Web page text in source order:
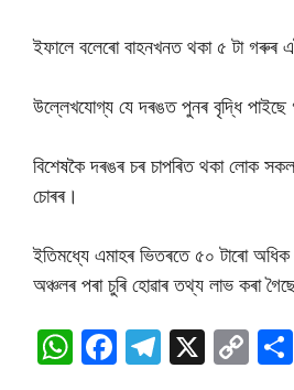
ইফালে বলেৰো বাহনখনত থকা ৫ টা গৰুৰ
উল্লেখযোগ্য যে দৰঙত পুনৰ বৃদ্ধি
বিশেষকৈ দৰঙৰ চৰ চাপৰিত থকা লোক
চোৰৰ।
ইতিমধ্যে এমাহৰ ভিতৰতে ৫০ টাৰো অধিক
অঞ্চলৰ পৰা চুৰি হোৱাৰ তথ্য লাভ কৰা
W F
T
X
C